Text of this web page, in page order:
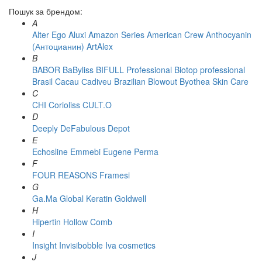
Пошук за брендом:
A
Alter Ego Aluxi Amazon Series American Crew Anthocyanin
(Антоцианин) ArtAlex
B
BABOR BaByliss BIFULL Professional Biotop professional
Brasil Cacau Сadiveu Brazilian Blowout Byothea Skin Care
C
CHI Corioliss CULT.O
D
Deeply DeFabulous Depot
E
Echosline Emmebi Eugene Perma
F
FOUR REASONS Framesi
G
Ga.Ma Global Keratin Goldwell
H
Hipertin Hollow Comb
I
Insight Invisibobble Iva cosmetics
J